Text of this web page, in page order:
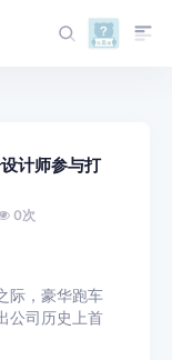
计师参与打
0次
际，豪华跑车
公司历史上首